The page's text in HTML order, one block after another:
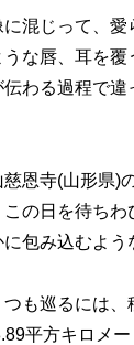
混じって、愛
な唇、耳を
わる過程で
恩寺(山形県)
の日を待ち
包み込むよう
も巡るには、
平方キロメ